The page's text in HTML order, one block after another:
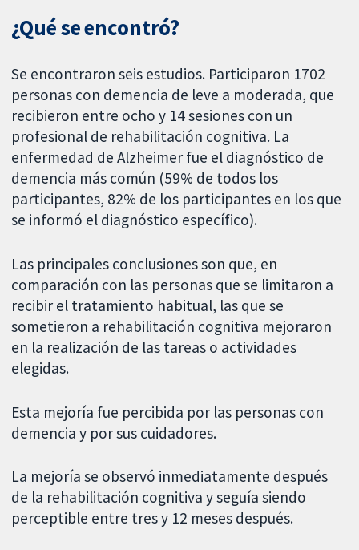
¿Qué se encontró?
Se encontraron seis estudios. Participaron 1702
personas con demencia de leve a moderada, que
recibieron entre ocho y 14 sesiones con un
profesional de rehabilitación cognitiva. La
enfermedad de Alzheimer fue el diagnóstico de
demencia más común (59% de todos los
participantes, 82% de los participantes en los que
se informó el diagnóstico específico).
Las principales conclusiones son que, en
comparación con las personas que se limitaron a
recibir el tratamiento habitual, las que se
sometieron a rehabilitación cognitiva mejoraron
en la realización de las tareas o actividades
elegidas.
Esta mejoría fue percibida por las personas con
demencia y por sus cuidadores.
La mejoría se observó inmediatamente después
de la rehabilitación cognitiva y seguía siendo
perceptible entre tres y 12 meses después.